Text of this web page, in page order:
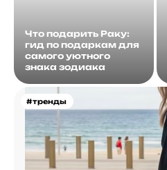
Что подарить Раку:
гид по подаркам для
самого уютного
знака зодиака
#тренды